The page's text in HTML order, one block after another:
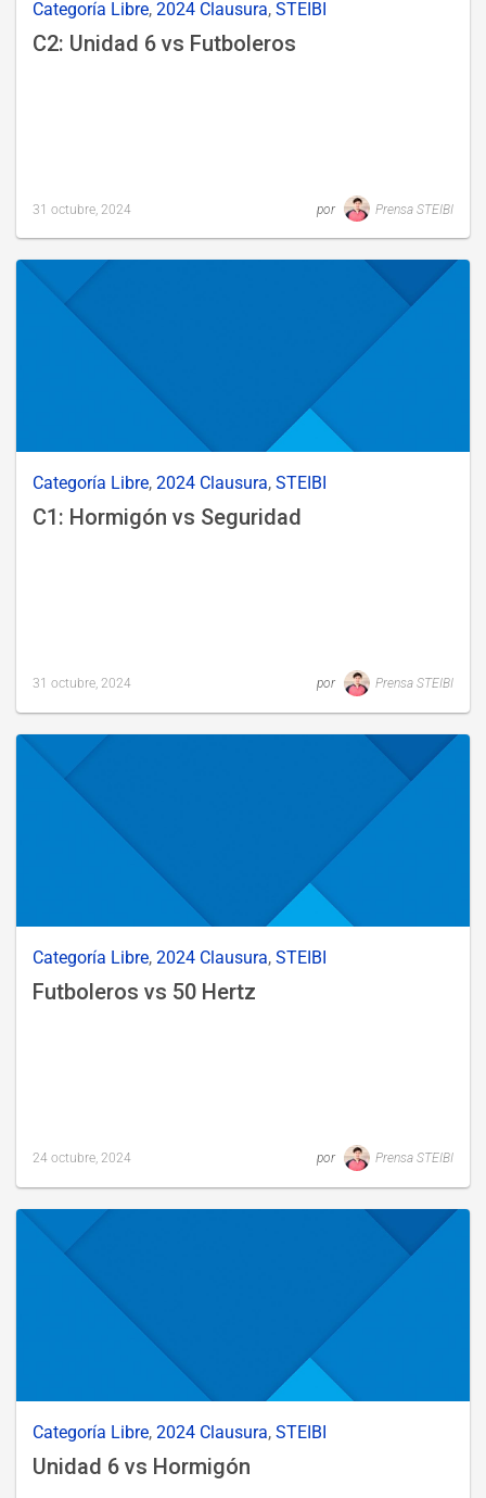
Categoría Libre, 2024 Clausura, STEIBI
C2: Unidad 6 vs Futboleros
octubre,
2024
31 octubre, 2024 por Prensa STEIBI
Categoría Libre, 2024 Clausura, STEIBI
C1: Hormigón vs Seguridad
octubre,
2024
31 octubre, 2024 por Prensa STEIBI
Categoría Libre, 2024 Clausura, STEIBI
Futboleros vs 50 Hertz
2024
24 octubre, 2024 por Prensa STEIBI
Categoría Libre, 2024 Clausura, STEIBI
Unidad 6 vs Hormigón